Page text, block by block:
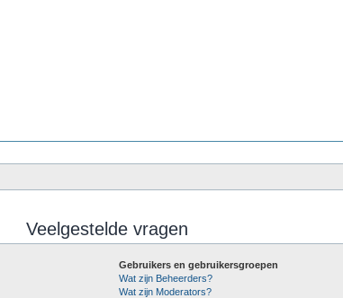
Veelgestelde vragen
Gebruikers en gebruikersgroepen
Wat zijn Beheerders?
Wat zijn Moderators?